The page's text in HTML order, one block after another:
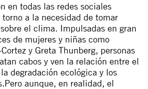
en todas las redes sociales
a la necesidad de tomar
el clima. Impulsadas en gran
de mujeres y niñas como
y Greta Thunberg, personas
cabos y ven la relación entre el
degradación ecológica y los
aunque, en realidad, el